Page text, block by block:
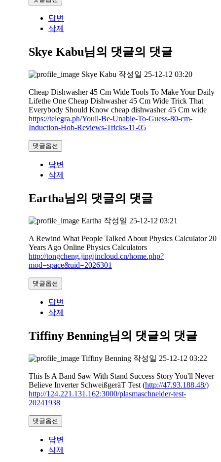
답변
삭제
Skye Kabu님의 댓글의 댓글
Skye Kabu 작성일 25-12-12 03:20
Cheap Dishwasher 45 Cm Wide Tools To Make Your Daily
Lifethe One Cheap Dishwasher 45 Cm Wide Trick That
Everybody Should Know cheap dishwasher 45 Cm wide
https://telegra.ph/Youll-Be-Unable-To-Guess-80-cm-
Induction-Hob-Reviews-Tricks-11-05
댓글옵션
답변
삭제
Eartha님의 댓글의 댓글
Eartha 작성일 25-12-12 03:21
A Rewind What People Talked About Physics Calculator 20
Years Ago Online Physics Calculators
http://tongcheng.jingjincloud.cn/home.php?
mod=space&uid=2026301
댓글옵션
답변
삭제
Tiffiny Benning님의 댓글의 댓글
Tiffiny Benning 작성일 25-12-12 03:22
This Is A Band Saw With Stand Success Story You'll Never
Believe Inverter SchweißgeräT Test (http://47.93.188.48/)
http://124.221.131.162:3000/plasmaschneider-test-
20241938
댓글옵션
답변
삭제